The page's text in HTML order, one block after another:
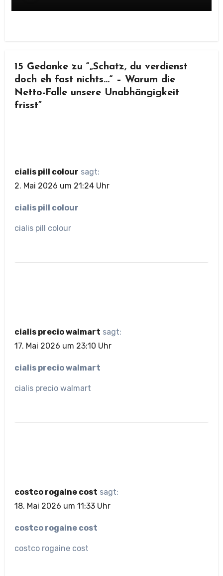
15 Gedanke zu “„Schatz, du verdienst
doch eh fast nichts…“ – Warum die
Netto-Falle unsere Unabhängigkeit
frisst”
cialis pill colour sagt:
2. Mai 2026 um 21:24 Uhr
cialis pill colour
cialis pill colour
cialis precio walmart sagt:
17. Mai 2026 um 23:10 Uhr
cialis precio walmart
cialis precio walmart
costco rogaine cost sagt:
18. Mai 2026 um 11:33 Uhr
costco rogaine cost
costco rogaine cost